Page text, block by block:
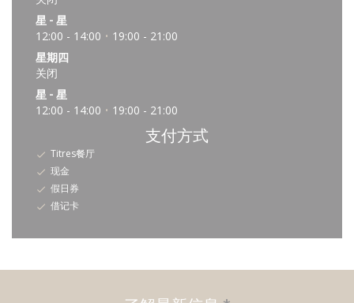
星 - 星
12:00 - 14:00 • 19:00 - 21:00
星期四
关闭
星 - 星
12:00 - 14:00 • 19:00 - 21:00
支付方式
Titres餐厅
现金
假日券
借记卡